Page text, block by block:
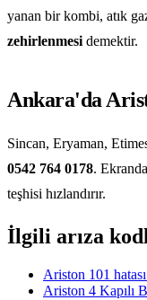
yanan bir kombi, atık
zehirlenmesi demektir.
Ankara'da
Sincan, Eryaman,
0542 764 0178.
teşhisi hızlandırır.
İlgili arıza
Ariston 101
Ariston 4 Kapılı